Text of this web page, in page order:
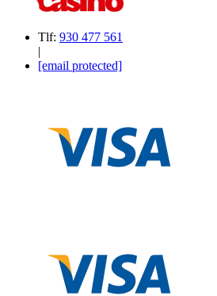
Tlf: 930 477 561
|
[email protected]